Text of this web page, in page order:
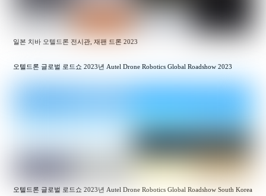
일본 치바 오텔드론 전시관, 재팬 드론 2023
오텔드론 글로벌 로드쇼 2023년 Autel Drone Robotics Global Roadshow 2023
오텔드론 글로벌 로드쇼 2023년 Autel Drone Robotics Global Roadshow South Korea